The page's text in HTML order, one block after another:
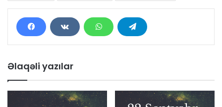
Əlaqəli yazılar